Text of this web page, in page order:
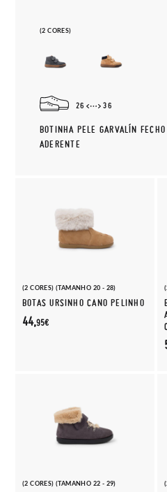
(2 CORES)
26 36
BOTINHA PELE GARVALÍN FECHO
ADERENTE
(2 CORES) (TAMANHO 20 - 28)
BOTAS URSINHO CANO PELINHO
44,95€
(2 CORES) (TAMANHO 22 - 29)